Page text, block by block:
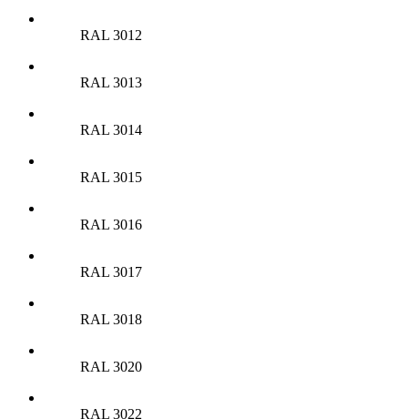
RAL 3012
RAL 3013
RAL 3014
RAL 3015
RAL 3016
RAL 3017
RAL 3018
RAL 3020
RAL 3022